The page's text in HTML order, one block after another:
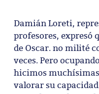
Damián Loreti,
profesores, expresó
de Oscar. no milité
veces. Pero
hicimos
valorar su